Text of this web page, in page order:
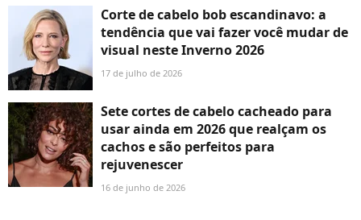
Corte de cabelo bob escandinavo: a
tendência que vai fazer você mudar de
visual neste Inverno 2026
17 de julho de 2026
Sete cortes de cabelo cacheado para
usar ainda em 2026 que realçam os
cachos e são perfeitos para
rejuvenescer
16 de junho de 2026